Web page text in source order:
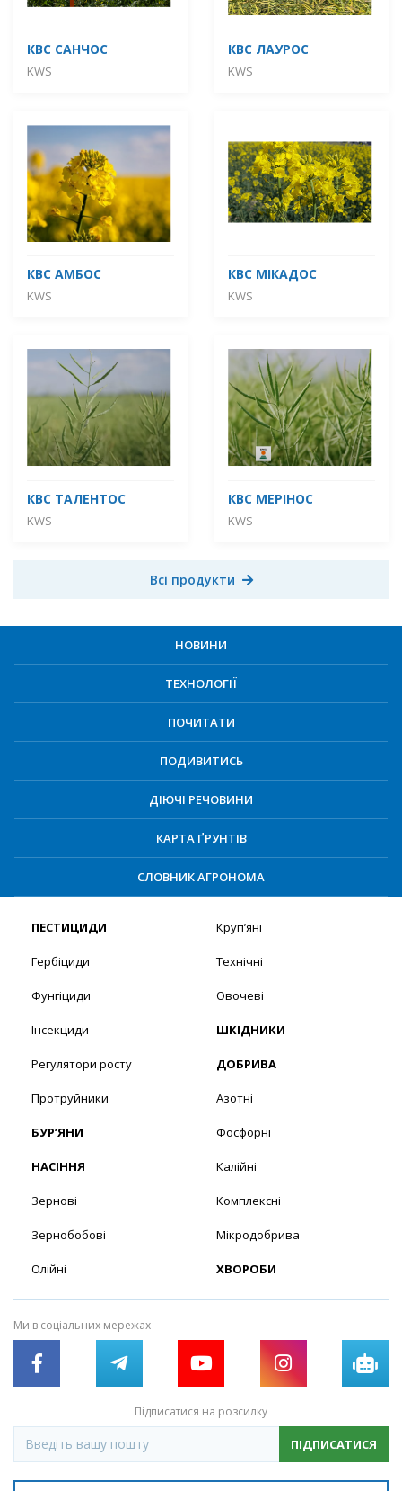
КВС САНЧОС
KWS
КВС ЛАУРОС
KWS
КВС АМБОС
KWS
КВС МІКАДОС
KWS
КВС ТАЛЕНТОС
KWS
КВС МЕРІНОС
KWS
Всі продукти
НОВИНИ
ТЕХНОЛОГІЇ
ПОЧИТАТИ
ПОДИВИТИСЬ
ДІЮЧІ РЕЧОВИНИ
КАРТА ҐРУНТІВ
СЛОВНИК АГРОНОМА
ПЕСТИЦИДИ
Гербіциди
Фунгіциди
Інсекциди
Регулятори росту
Протруйники
БУР’ЯНИ
НАСІННЯ
Зернові
Зернобобові
Олійні
Круп’яні
Технічні
Овочеві
ШКІДНИКИ
ДОБРИВА
Азотні
Фосфорні
Калійні
Комплексні
Мікродобрива
ХВОРОБИ
Ми в соціальних мережах
Підписатися на розсилку
ПІДПИСАТИСЯ